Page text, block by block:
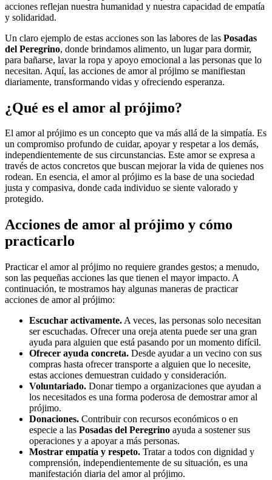
acciones reflejan nuestra humanidad y nuestra capacidad de empatía
y solidaridad.
Un claro ejemplo de estas acciones son las labores de las Posadas
del Peregrino, donde brindamos alimento, un lugar para dormir,
para bañarse, lavar la ropa y apoyo emocional a las personas que lo
necesitan. Aquí, las acciones de amor al prójimo se manifiestan
diariamente, transformando vidas y ofreciendo esperanza.
¿Qué es el amor al prójimo?
El amor al prójimo es un concepto que va más allá de la simpatía. Es
un compromiso profundo de cuidar, apoyar y respetar a los demás,
independientemente de sus circunstancias. Este amor se expresa a
través de actos concretos que buscan mejorar la vida de quienes nos
rodean. En esencia, el amor al prójimo es la base de una sociedad
justa y compasiva, donde cada individuo se siente valorado y
protegido.
Acciones de amor al prójimo y cómo
practicarlo
Practicar el amor al prójimo no requiere grandes gestos; a menudo,
son las pequeñas acciones las que tienen el mayor impacto. A
continuación, te mostramos hay algunas maneras de practicar
acciones de amor al prójimo:
Escuchar activamente. A veces, las personas solo necesitan
ser escuchadas. Ofrecer una oreja atenta puede ser una gran
ayuda para alguien que está pasando por un momento difícil.
Ofrecer ayuda concreta. Desde ayudar a un vecino con sus
compras hasta ofrecer transporte a alguien que lo necesite,
estas acciones demuestran cuidado y consideración.
Voluntariado. Donar tiempo a organizaciones que ayudan a
los necesitados es una forma poderosa de demostrar amor al
prójimo.
Donaciones. Contribuir con recursos económicos o en
especie a las Posadas del Peregrino ayuda a sostener sus
operaciones y a apoyar a más personas.
Mostrar empatía y respeto. Tratar a todos con dignidad y
comprensión, independientemente de su situación, es una
manifestación diaria del amor al prójimo.